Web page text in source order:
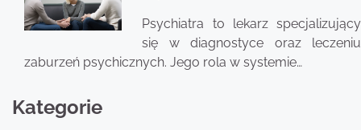
Psychiatra to lekarz specjalizujący
się w diagnostyce oraz leczeniu
zaburzeń psychicznych. Jego rola w systemie…
Kategorie